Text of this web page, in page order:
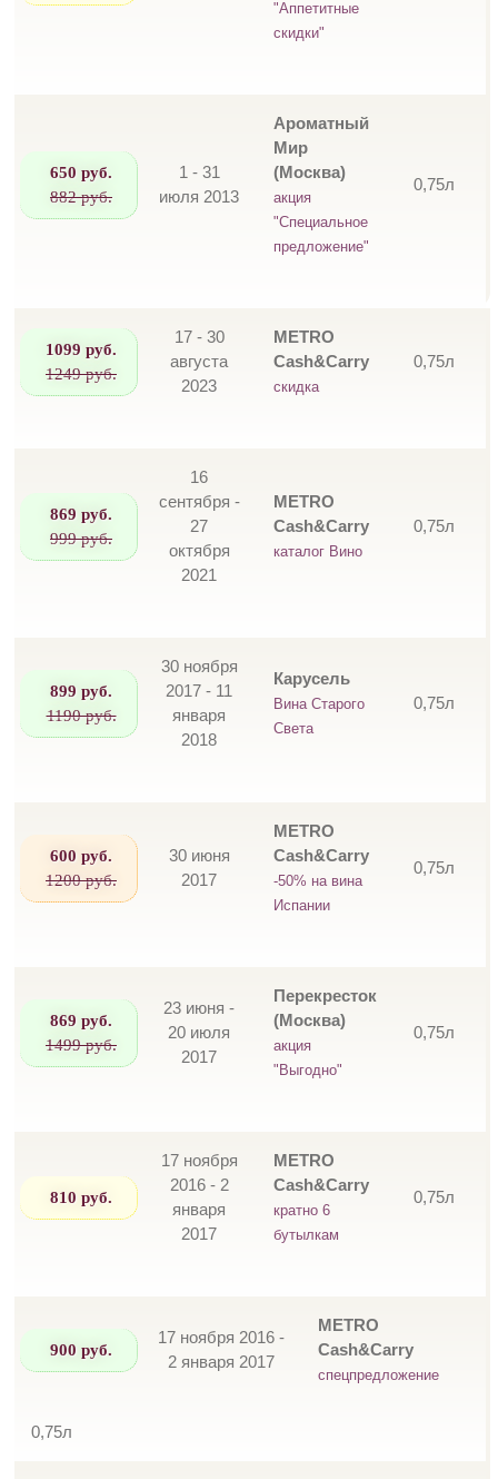
"Аппетитные
скидки"
650 руб.
882 руб.
1 - 31
июля 2013
Ароматный
Мир
(Москва)
акция
"Специальное
предложение"
0,75л
1099 руб.
1249 руб.
17 - 30
августа
2023
METRO
Cash&Carry
скидка
0,75л
869 руб.
999 руб.
16
сентября -
27
октября
2021
METRO
Cash&Carry
каталог Вино
0,75л
899 руб.
1190 руб.
30 ноября
2017 - 11
января
2018
Карусель
Вина Старого
Света
0,75л
600 руб.
1200 руб.
30 июня
2017
METRO
Cash&Carry
-50% на вина
Испании
0,75л
869 руб.
1499 руб.
23 июня -
20 июля
2017
Перекресток
(Москва)
акция
"Выгодно"
0,75л
810 руб.
17 ноября
2016 - 2
января
2017
METRO
Cash&Carry
кратно 6
бутылкам
0,75л
900 руб.
17 ноября 2016 -
2 января 2017
METRO
Cash&Carry
спецпредложение
0,75л